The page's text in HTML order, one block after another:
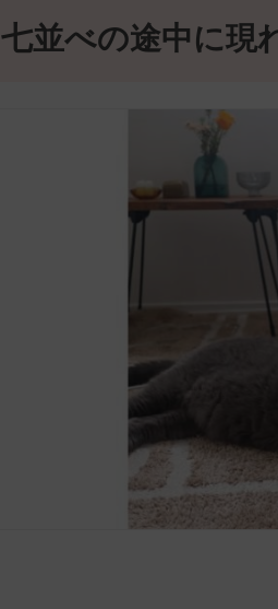
七並べの途中に現